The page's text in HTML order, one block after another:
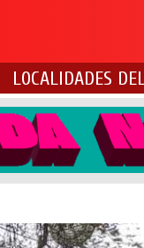
LOCALIDADES